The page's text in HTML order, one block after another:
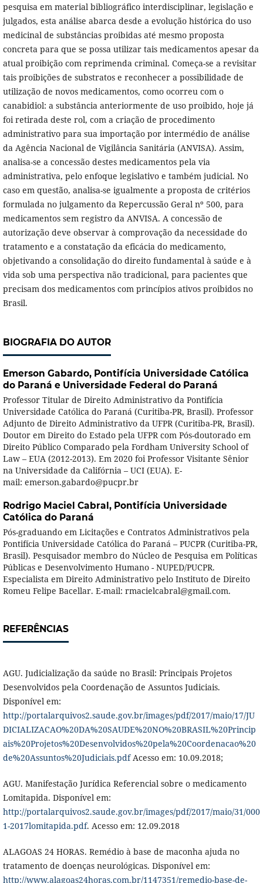
pesquisa em material bibliográfico interdisciplinar, legislação e
julgados, esta análise abarca desde a evolução histórica do uso
medicinal de substâncias proibidas até mesmo proposta
concreta para que se possa utilizar tais medicamentos apesar da
atual proibição com reprimenda criminal. Começa-se a revisitar
tais proibições de substratos e reconhecer a possibilidade de
utilização de novos medicamentos, como ocorreu com o
canabidiol: a substância anteriormente de uso proibido, hoje já
foi retirada deste rol, com a criação de procedimento
administrativo para sua importação por intermédio de análise
da Agência Nacional de Vigilância Sanitária (ANVISA). Assim,
analisa-se a concessão destes medicamentos pela via
administrativa, pelo enfoque legislativo e também judicial. No
caso em questão, analisa-se igualmente a proposta de critérios
formulada no julgamento da Repercussão Geral nº 500, para
medicamentos sem registro da ANVISA. A concessão de
autorização deve observar à comprovação da necessidade do
tratamento e a constatação da eficácia do medicamento,
objetivando a consolidação do direito fundamental à saúde e à
vida sob uma perspectiva não tradicional, para pacientes que
precisam dos medicamentos com princípios ativos proibidos no
Brasil.
BIOGRAFIA DO AUTOR
Emerson Gabardo, Pontifícia Universidade Católica
do Paraná e Universidade Federal do Paraná
Professor Titular de Direito Administrativo da Pontifícia
Universidade Católica do Paraná (Curitiba-PR, Brasil). Professor
Adjunto de Direito Administrativo da UFPR (Curitiba-PR, Brasil).
Doutor em Direito do Estado pela UFPR com Pós-doutorado em
Direito Público Comparado pela Fordham University School of
Law – EUA (2012-2013). Em 2020 foi Professor Visitante Sênior
na Universidade da Califórnia – UCI (EUA). E-
mail: emerson.gabardo@pucpr.br
Rodrigo Maciel Cabral, Pontifícia Universidade
Católica do Paraná
Pós-graduando em Licitações e Contratos Administrativos pela
Pontifícia Universidade Católica do Paraná – PUCPR (Curitiba-PR,
Brasil). Pesquisador membro do Núcleo de Pesquisa em Políticas
Públicas e Desenvolvimento Humano - NUPED/PUCPR.
Especialista em Direito Administrativo pelo Instituto de Direito
Romeu Felipe Bacellar. E-mail: rmacielcabral@gmail.com.
REFERÊNCIAS
AGU. Judicialização da saúde no Brasil: Principais Projetos
Desenvolvidos pela Coordenação de Assuntos Judiciais.
Disponível em:
http://portalarquivos2.saude.gov.br/images/pdf/2017/maio/17/JU
DICIALIZACAO%20DA%20SAUDE%20NO%20BRASIL%20Princip
ais%20Projetos%20Desenvolvidos%20pela%20Coordenacao%20
de%20Assuntos%20Judiciais.pdfAcesso em: 10.09.2018;
AGU. Manifestação Jurídica Referencial sobre o medicamento
Lomitapida. Disponível em:
http://portalarquivos2.saude.gov.br/images/pdf/2017/maio/31/000
1-2017lomitapida.pdf. Acesso em: 12.09.2018
ALAGOAS 24 HORAS. Remédio à base de maconha ajuda no
tratamento de doenças neurológicas. Disponível em:
http://www.alagoas24horas.com.br/1147351/remedio-base-de-